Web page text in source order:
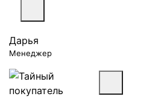
Дарья
Менеджер